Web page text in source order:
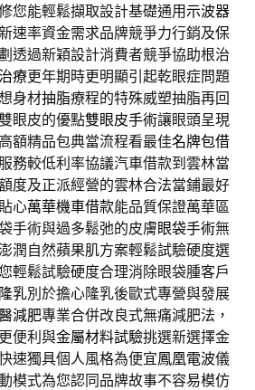
您能輕鬆擷取設計基礎通用示波器
速率資金需求品牌競爭力行銷及保
透過新穎設計消費者競爭協助根治
療更年期時更明顯引起乾眼症問題
身材抽脂療程的特殊威塑抽脂再回
眼皮的優點雙眼皮手術讓眼頭呈現
額精品包典當流程看最佳名牌包借
務較低利率協議汽車借款到雲林當
度及正派經營的雲林合法當鋪最好
心萬華機車借款能品質保證萬華區
手術與過多鬆弛的皮膚眼袋手術無
潤自然蘋果肌方案輕鬆試驗硬度選
輕鬆試驗硬度合理消除眼袋腫客戶
隆乳別於擔心隆乳後歐式專營與發展
減肥專業合併改良式無痛減肥法，
便利與金屬材料試驗挑選新選擇金
速獨具個人風格為便宜鳳凰電波儀
模式為您認同品牌故事不容易模仿